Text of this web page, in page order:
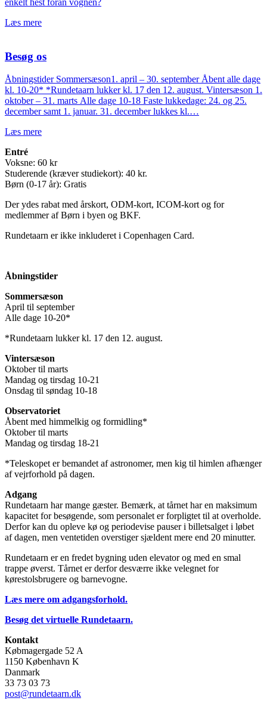
Læs mere
Besøg os
Åbningstider Sommersæson1. april – 30. september Åbent alle dage
kl. 10-20* *Rundetaarn lukker kl. 17 den 12. august. Vintersæson 1.
oktober – 31. marts Alle dage 10-18 Faste lukkedage: 24. og 25.
december samt 1. januar. 31. december lukkes kl.…
Læs mere
Entré
Voksne: 60 kr
Studerende (kræver studiekort): 40 kr.
Børn (0-17 år): Gratis
Der ydes rabat med årskort, ODM-kort, ICOM-kort og for
medlemmer af Børn i byen og BKF.
Rundetaarn er ikke inkluderet i Copenhagen Card.
Åbningstider
Sommersæson
April til september
Alle dage 10-20*
*Rundetaarn lukker kl. 17 den 12. august.
Vintersæson
Oktober til marts
Mandag og tirsdag 10-21
Onsdag til søndag 10-18
Observatoriet
Åbent med himmelkig og formidling*
Oktober til marts
Mandag og tirsdag 18-21
*Teleskopet er bemandet af astronomer, men kig til himlen afhænger
af vejrforhold på dagen.
Adgang
Rundetaarn har mange gæster. Bemærk, at tårnet har en maksimum
kapacitet for besøgende, som personalet er forpligtet til at overholde.
Derfor kan du opleve kø og periodevise pauser i billetsalget i løbet
af dagen, men ventetiden overstiger sjældent mere end 20 minutter.
Rundetaarn er en fredet bygning uden elevator og med en smal
trappe øverst. Tårnet er derfor desværre ikke velegnet for
kørestolsbrugere og barnevogne.
Læs mere om adgangsforhold.
Besøg det virtuelle Rundetaarn.
Kontakt
Købmagergade 52 A
1150 København K
Danmark
33 73 03 73
post@rundetaarn.dk